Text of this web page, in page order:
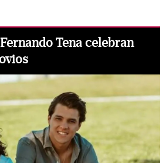
Tena celebran